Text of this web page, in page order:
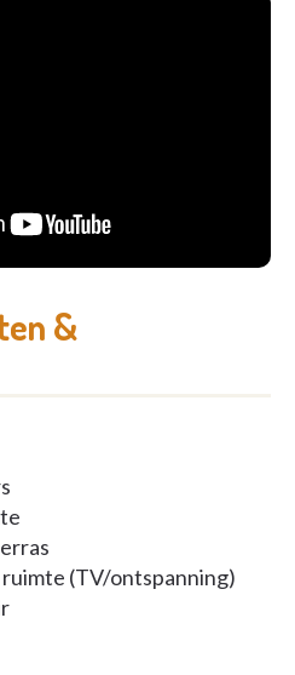
&
(TV/ontspanning)